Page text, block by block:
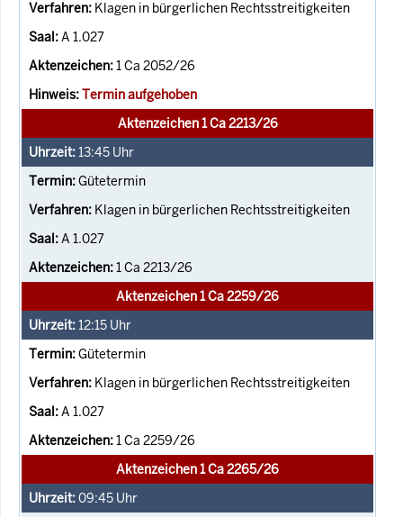
Klagen in bürgerlichen Rechtsstreitigkeiten
A 1.027
1 Ca 2052/26
Termin aufgehoben
Aktenzeichen 1 Ca 2213/26
13:45 Uhr
Gütetermin
Klagen in bürgerlichen Rechtsstreitigkeiten
A 1.027
1 Ca 2213/26
Aktenzeichen 1 Ca 2259/26
12:15 Uhr
Gütetermin
Klagen in bürgerlichen Rechtsstreitigkeiten
A 1.027
1 Ca 2259/26
Aktenzeichen 1 Ca 2265/26
09:45 Uhr